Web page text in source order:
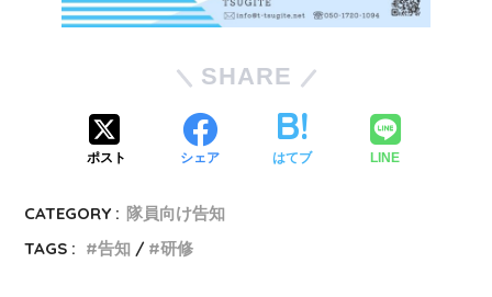
SHARE
ポスト シェア はてブ LINE
CATEGORY : 隊員向け告知
TAGS :
告知 研修